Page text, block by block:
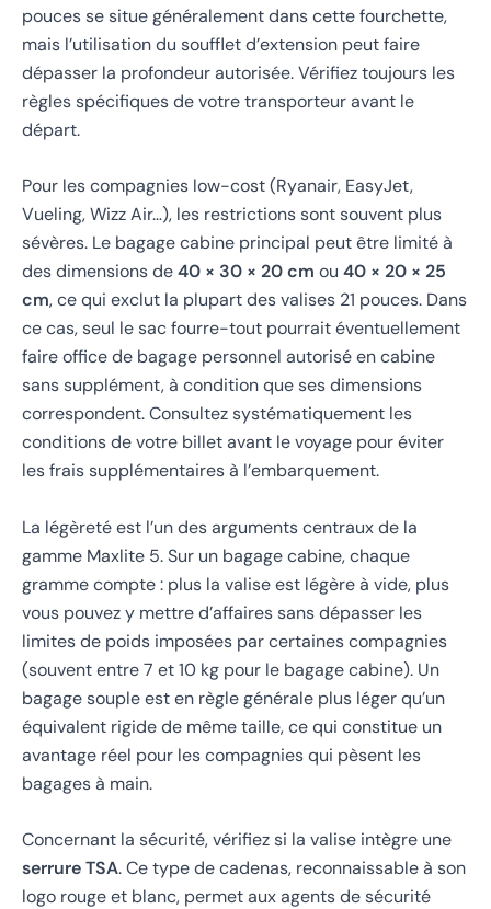
pouces se situe généralement dans cette fourchette,
mais l’utilisation du soufflet d’extension peut faire
dépasser la profondeur autorisée. Vérifiez toujours les
règles spécifiques de votre transporteur avant le
départ.
Pour les compagnies low-cost (Ryanair, EasyJet,
Vueling, Wizz Air…), les restrictions sont souvent plus
sévères. Le bagage cabine principal peut être limité à
des dimensions de40 × 30 × 20 cm ou 40 × 20 × 25
cm, ce qui exclut la plupart des valises 21 pouces. Dans
ce cas, seul le sac fourre-tout pourrait éventuellement
faire office de bagage personnel autorisé en cabine
sans supplément, à condition que ses dimensions
correspondent. Consultez systématiquement les
conditions de votre billet avant le voyage pour éviter
les frais supplémentaires à l’embarquement.
La légèreté est l’un des arguments centraux de la
gamme Maxlite 5. Sur un bagage cabine, chaque
gramme compte : plus la valise est légère à vide, plus
vous pouvez y mettre d’affaires sans dépasser les
limites de poids imposées par certaines compagnies
(souvent entre 7 et 10 kg pour le bagage cabine). Un
bagage souple est en règle générale plus léger qu’un
équivalent rigide de même taille, ce qui constitue un
avantage réel pour les compagnies qui pèsent les
bagages à main.
Concernant la sécurité, vérifiez si la valise intègre une
serrure TSA. Ce type de cadenas, reconnaissable à son
logo rouge et blanc, permet aux agents de sécurité